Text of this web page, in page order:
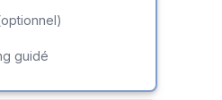
guidé